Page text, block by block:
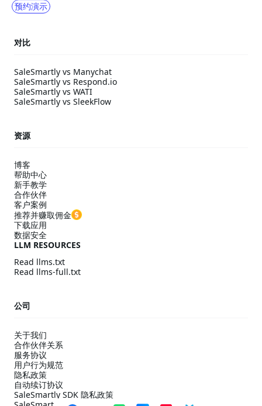
预约演示
对比
SaleSmartly vs Manychat
SaleSmartly vs Respond.io
SaleSmartly vs WATI
SaleSmartly vs SleekFlow
资源
博客
帮助中心
新手教学
合作伙伴
客户案例
推荐并赚取佣金
下载应用
数据安全
LLM RESOURCES
Read llms.txt
Read llms-full.txt
公司
关于我们
合作伙伴关系
服务协议
用户行为规范
隐私政策
自动续订协议
SaleSmartly SDK 隐私政策